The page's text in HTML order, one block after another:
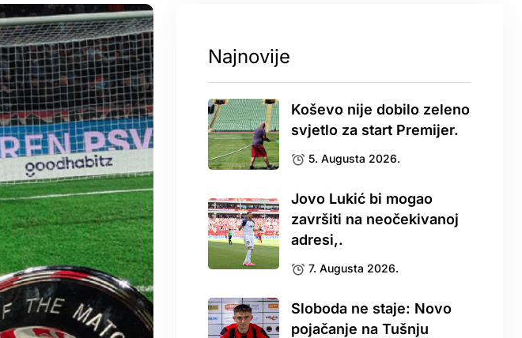
Najnovije
Koševo nije dobilo zeleno
svjetlo za start Premijer.
5. Augusta 2026.
Jovo Lukić bi mogao
završiti na neočekivanoj
adresi,.
7. Augusta 2026.
Sloboda ne staje: Novo
pojačanje na Tušnju